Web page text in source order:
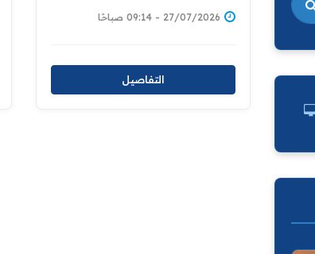
بغداد والخرطوم
27/07/2026 - 09:14 صباحًا
التفاصيل